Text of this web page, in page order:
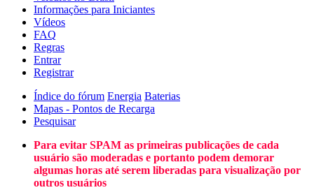
Informações para Iniciantes
Vídeos
FAQ
Regras
Entrar
Registrar
Índice do fórum Energia Baterias
Mapas - Pontos de Recarga
Pesquisar
Para evitar SPAM as primeiras publicações de cada
usuário são moderadas e portanto podem demorar
algumas horas até serem liberadas para visualização por
outros usuários